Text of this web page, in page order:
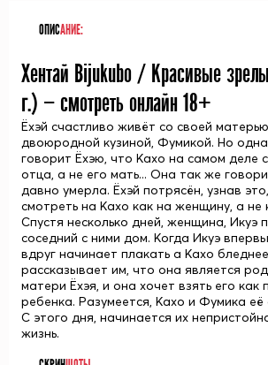
ОПИСАНИЕ:
Хентай Bijukubo / Красивые
г.) — смотреть онлайн 18+
Ёхэй счастливо живёт со своей
двоюродной кузиной, Фумикой. Но
говорит Ёхэю, что Кахо на самом деле
отца, а не его мать... Она так же
давно умерла. Ёхэй потрясён, узнав
смотреть на Кахо как на женщину, а не
Спустя несколько дней, женщина, Икуэ
соседний с ними дом. Когда Икуэ
вдруг начинает плакать а Кахо
рассказывает им, что она является
матери Ёхэя, и она хочет взять его как
ребенка. Разумеется, Кахо и Фумика её
С этого дня, начинается их
жизнь.